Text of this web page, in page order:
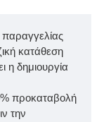
παραγγελίας
κατάθεση
η δημιουργία
προκαταβολή
την